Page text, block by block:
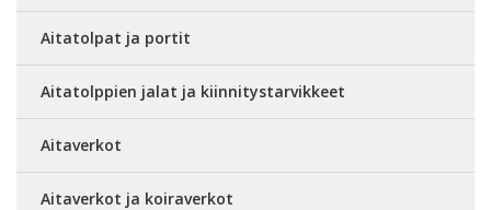
Aitatolpat ja portit
Aitatolppien jalat ja kiinnitystarvikkeet
Aitaverkot
Aitaverkot ja koiraverkot